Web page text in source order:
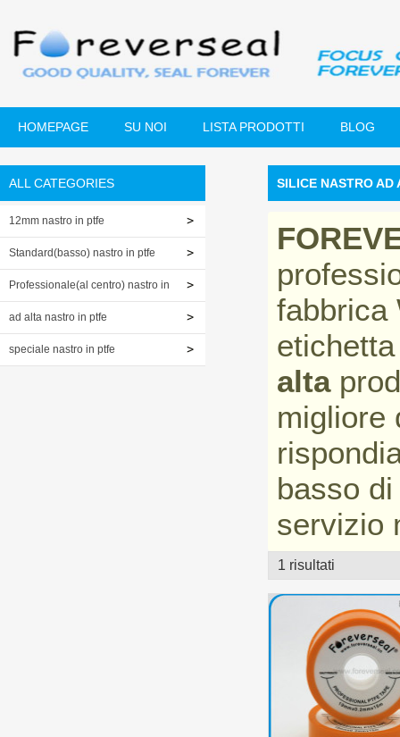
HOMEPAGE SU NOI LISTA PRODOTTI BLOG
ALL CATEGORIES
12mm nastro in ptfe
Standard(basso) nastro in ptfe
Professionale(al centro) nastro in
ptfe
ad alta nastro in ptfe
speciale nastro in ptfe
SILICE NASTRO AD
alta
migliore
basso
servizio
1 risultati